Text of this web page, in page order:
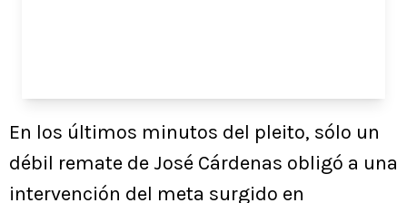
En los últimos minutos del pleito, sólo un
débil remate de José Cárdenas obligó a una
intervención del meta surgido en